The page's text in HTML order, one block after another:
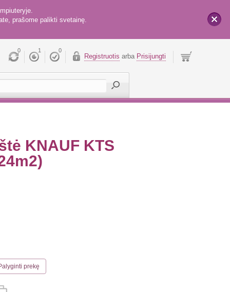
prašome palikti svetainę.
0 1 0
Registruotis arba Prisijungti
KNAUF KTS
prekę